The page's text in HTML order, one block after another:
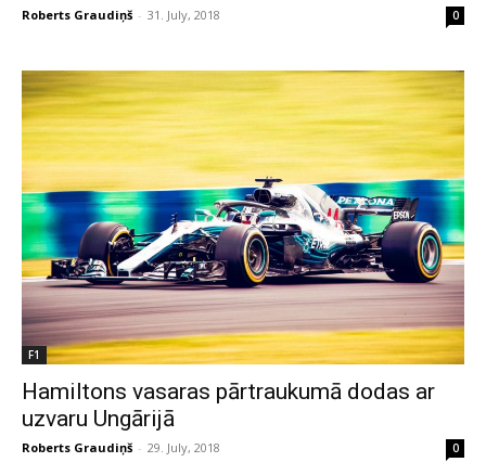
Roberts Graudiņš - 31. July, 2018 0
F1
Hamiltons vasaras pārtraukumā dodas ar
uzvaru Ungārijā
Roberts Graudiņš - 29. July, 2018 0